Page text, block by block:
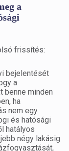
a
frissítés:
bejelentését
a
benne minden
ha
nem egy
és hatósági
hatályos
négy lakásig